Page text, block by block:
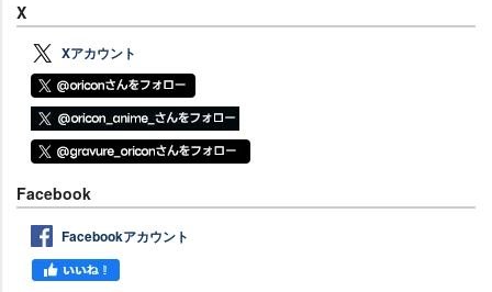
X
Xアカウント
Facebook
Facebookアカウント